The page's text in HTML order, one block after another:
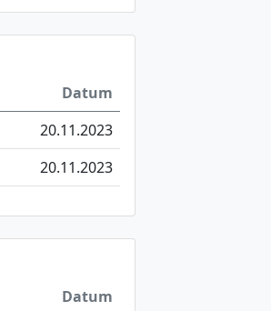
Datum
20.11.2023
20.11.2023
Datum